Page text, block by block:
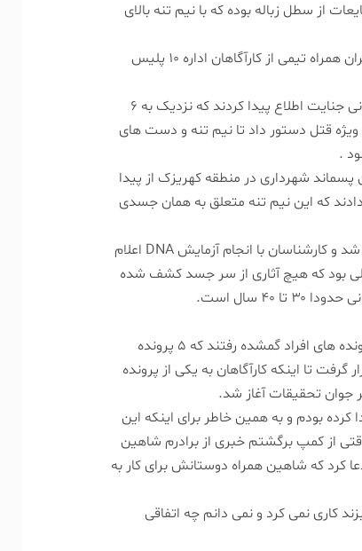
از سطل زباله بوده که با نیم تنه بالای
بدین ترتیب بازپرس محمد جواد هاشمی از شعبه ۵ دادسرای امور جنایی تهران همراه تیمی از کارآگاهان اداره ۱۰ پلیس
کارشناسان پزشکی قانونی در بررسی های فنی روی نیم تنه و دست های قربانی جنایت اطلاع پیدا کردند که نزدیک به ۶
قتل دستور داد تا نیم تنه و دست های
.
پسماند شهرداری در منطقه کهریزک از پیدا
که این نیم تنه متعلق به همان جسدی
بدین ترتیب نیم تنه پایین جسد نیز برای اطمینان به پزشکی قانونی منتقل شد و کارشناسان با انجام آزمایش DNA اعلام
حالی بود که هیچ آثاری از سر جسد کشف شده
سال است.
تیم پلیس جنایی تهران در گام نخست با دستور بازپرس پرونده به سراغ پرونده های افراد گمشده رفتند که ۵ پرونده
تا اینکه کارآگاهان به یکی از پرونده
جوان تحقیقات آغاز شد.
بودم و به همین خاطر برای اینکه این
از کمپ برگشتم خبری از برادرم شاهین
شدم که پدرم ادعا کرد که شاهین همراه دوستانش برای کار به
کاری نمی کرد و نمی دانم چه اتفاقی